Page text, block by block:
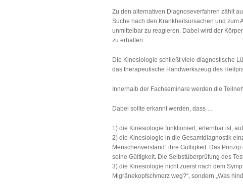
Zu den alternativen Diagnoseverfahren zählt
Suche nach den Krankheitsursachen und zum
unmittelbar zu reagieren. Dabei wird der
zu erhalten.
Die Kinesiologie schließt viele diagnostische
das therapeutische Handwerkszeug des
Innerhalb der Fachseminare werden die
Dabei sollte erkannt werden, dass …
1) die Kinesiologie funktioniert, erlernbar ist,
2) die Kinesiologie in die Gesamtdiagnostik
Menschenverstand“ ihre Gültigkeit. Das
seine Gültigkeit. Die Selbstüberprüfung des
3) die Kinesiologie nicht zuerst nach dem
Migränekopfschmerz weg?“, sondern „Was